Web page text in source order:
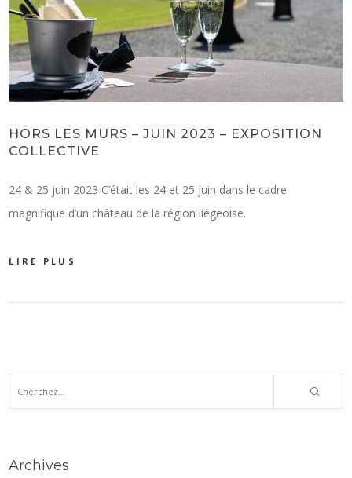
HORS LES MURS – JUIN 2023 – EXPOSITION
COLLECTIVE
24 & 25 juin 2023 C’était les 24 et 25 juin dans le cadre
magnifique d’un château de la région liégeoise.
LIRE PLUS
Archives